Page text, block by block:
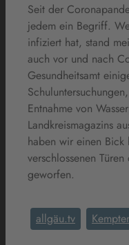
Seit der
jedem ein Begriff.
infiziert hat, stand
auch vor und nach
Gesundheitsamt
Entnahme von
Landkreismagazins
haben wir einen
verschlossenen
geworfen.
allgäu.tv